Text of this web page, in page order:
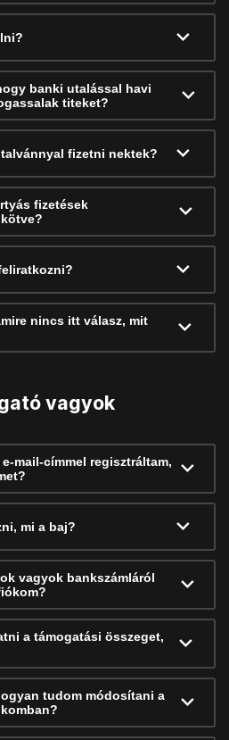
banki utalással havi
titeket?
fizetni nektek?
fizetések
nincs itt válasz, mit
vagyok
mail-címmel regisztráltam,
mi a baj?
vagyok bankszámláról
a támogatási összeget,
tudom módosítani a